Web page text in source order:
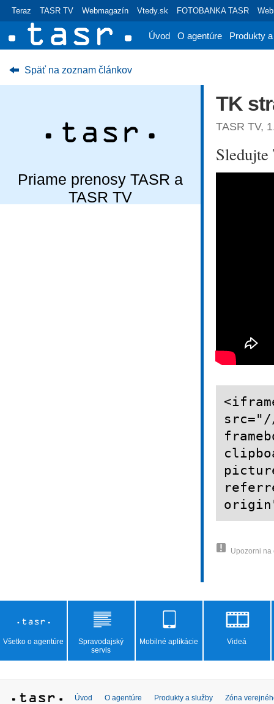
Teraz TASR TV Webmagazín Vtedy.sk FOTOBANKA TASR
Úvod O agentúre Produkty
Späť na zoznam článkov
Priame prenosy TASR a
TASR TV
TK
TASR TV,
src="//
Upozorni na
Všetko o agentúre
Spravodajský
servis
Mobilné aplikácie Videá
Úvod O agentúre Produkty a služby
Zóna